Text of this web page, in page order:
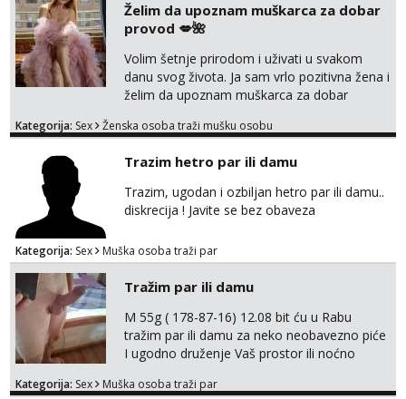
Želim da upoznam muškarca za dobar
provod 💋🌺
Volim šetnje prirodom i uživati u svakom
danu svog života. Ja sam vrlo pozitivna žena i
želim da upoznam muškarca za dobar
na link ispod i nadji me tamo, cekam te!
Kategorija: Sex Ženska osoba traži mušku osobu
Trazim hetro par ili damu
Trazim, ugodan i ozbiljan hetro par ili damu..
diskrecija ! Javite se bez obaveza
Kategorija: Sex Muška osoba traži par
Tražim par ili damu
M 55g ( 178-87-16) 12.08 bit ću u Rabu
tražim par ili damu za neko neobavezno piće
I ugodno druženje Vaš prostor ili noćno
trata.vrh@gmail.com
Kategorija: Sex Muška osoba traži par